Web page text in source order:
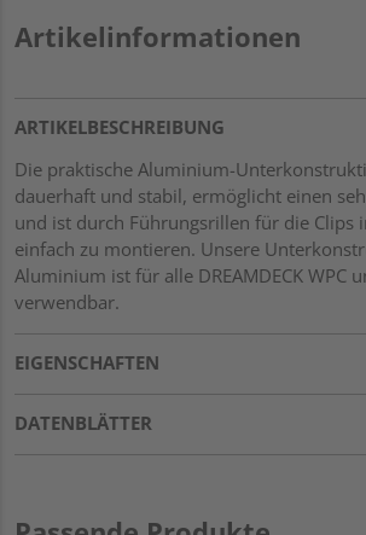
Artikelinformationen
ARTIKELBESCHREIBUNG
Die praktische Aluminium-
dauerhaft und stabil, ermöglicht einen
und ist durch Führungsrillen für die Clips
einfach zu montieren. Unsere
Aluminium ist für alle DREAMDECK WPC
verwendbar.
EIGENSCHAFTEN
DATENBLÄTTER